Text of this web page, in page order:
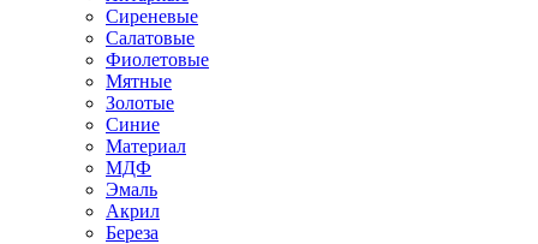
Сиреневые
Салатовые
Фиолетовые
Мятные
Золотые
Синие
Материал
МДФ
Эмаль
Акрил
Береза